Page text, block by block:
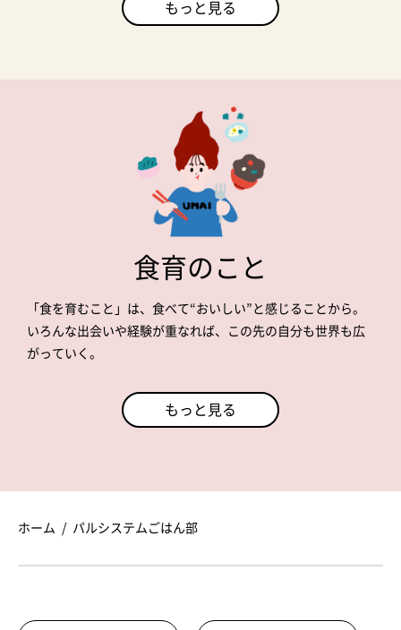
もっと見る
食育のこと
「食を育むこと」は、食べて“おいしい”と感じることから。
いろんな出会いや経験が重なれば、この先の自分も世界も広
がっていく。
もっと見る
ホーム パルシステムごはん部